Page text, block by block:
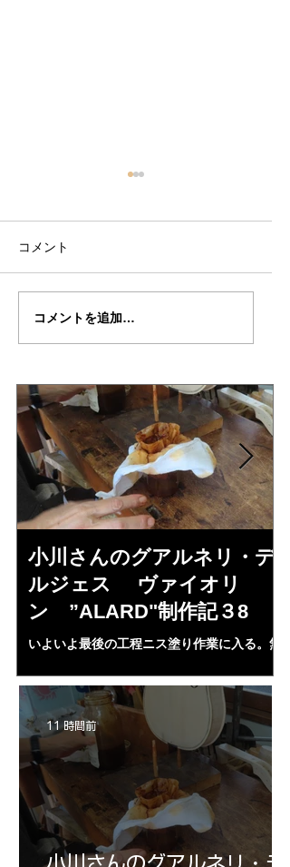
大内さんの”G・P・
コメント
コメントを追加…
小川さんのグアルネリ・デ
ルジェス ヴァイオリ
ン ”ALARD"制作記３8
いよいよ最後の工程ニス塗り作業に入る。無
ンタイン、スパイクラヴェンダーオイル，等
等を入れ３ケ月経過、ガーゼで濾し下地ニス
として３回ほど塗る。さらにそれをアルコー
ルで取る。ホワイト状態に戻す。自宅工房で
３０－４０回ニス塗りの手始めとなる・・。
11 時間前